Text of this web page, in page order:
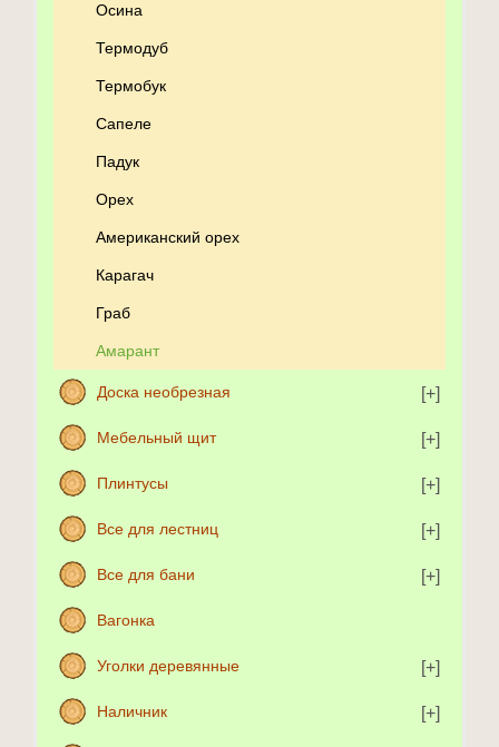
Осина
Термодуб
Термобук
Сапеле
Падук
Орех
Американский орех
Карагач
Граб
Амарант
Доска необрезная
Мебельный щит
Плинтусы
Все для лестниц
Все для бани
Вагонка
Уголки деревянные
Наличник